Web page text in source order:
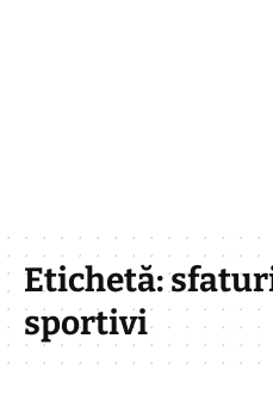
Etichetă:
sportivi